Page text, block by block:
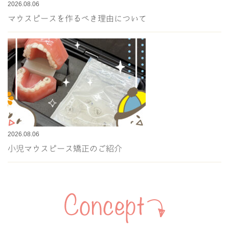
2026.08.06
マウスピースを作るべき理由について
2026.08.06
小児マウスピース矯正のご紹介